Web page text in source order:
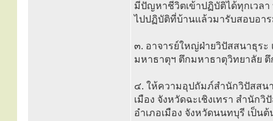
มีปัญหาชีวิตเข้าปฏิบัติได้ทุกเวลา
ไปปฏิบัติที่บ้านแล้วมารับสอบอา
๓. อาจารย์ใหญ่ฝ่ายวิปัสสนาธุร
มหาธาตุฯ ตึกมหาธาตุวิทยาลัย
๔. ให้ความอุปถัมภ์สำนักวิปัสสน
เมือง จังหวัดฉะเชิงเทรา สำนัก
อำเภอเมือง จังหวัดนนทบุรี เป็นต้